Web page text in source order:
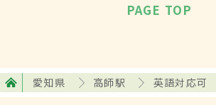
PAGE TOP
愛知県 高師駅 英語対応可